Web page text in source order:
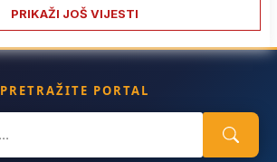
PRIKAŽI JOŠ VIJESTI
PRETRAŽITE PORTAL